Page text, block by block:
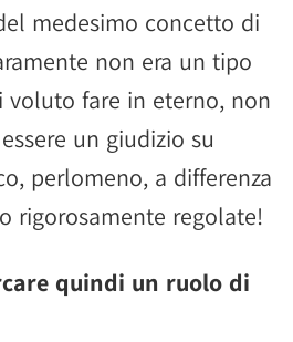
medesimo concetto di
non era un tipo
voluto fare in eterno, non
un giudizio su
perlomeno, a differenza
rigorosamente regolate!
quindi un ruolo di